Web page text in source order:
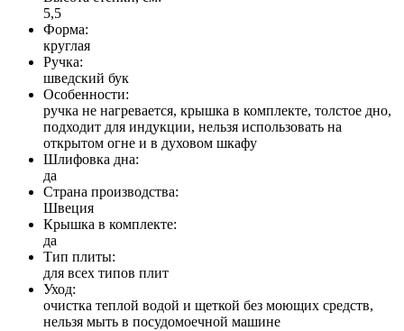
5,5
Форма:
круглая
Ручка:
шведский бук
Особенности:
ручка не нагревается, крышка в комплекте, толстое дно,
подходит для индукции, нельзя использовать на
открытом огне и в духовом шкафу
Шлифовка дна:
да
Страна производства:
Швеция
Крышка в комплекте:
да
Тип плиты:
для всех типов плит
Уход:
очистка теплой водой и щеткой без моющих средств,
нельзя мыть в посудомоечной машине